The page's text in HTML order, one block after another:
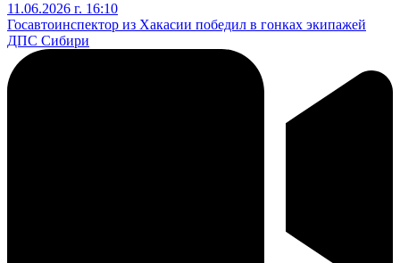
11.06.2026 г. 16:10
Госавтоинспектор из Хакасии победил в гонках экипажей
ДПС Сибири